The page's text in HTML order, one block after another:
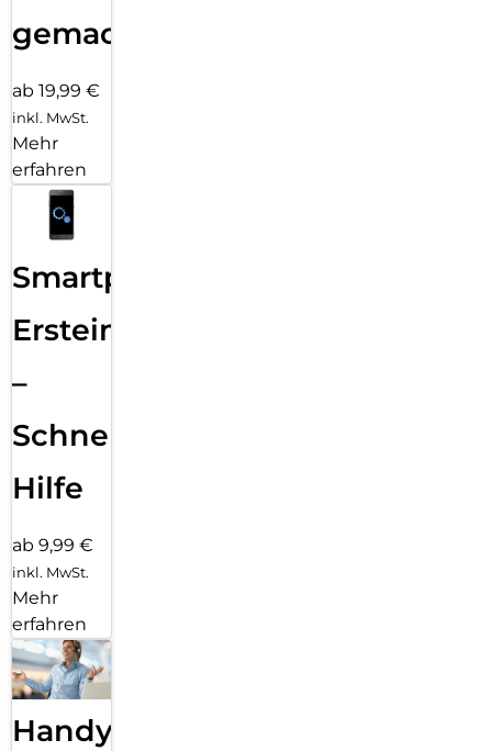
gemacht!
ab 19,99 €
inkl. MwSt.
Mehr
erfahren
Smartphone
Ersteinrichtung
–
Schnelle
Hilfe
ab 9,99 €
inkl. MwSt.
Mehr
erfahren
Handy